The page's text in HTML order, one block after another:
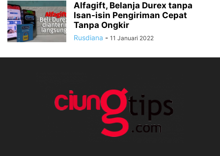
Alfagift, Belanja Durex tanpa
Isan-isin Pengiriman Cepat
Tanpa Ongkir
Rusdiana - 11 Januari 2022